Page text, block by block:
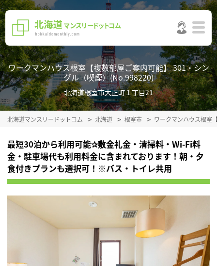
ワークマンハウス根室【複数部屋ご案内可能】 301・シン
グル（喫煙）(No.998220)
北海道根室市大正町１丁目21
北海道マンスリードットコム 北海道 根室市 ワークマンハウス根室
最短30泊から利用可能✰敷金礼金・清掃料・Wi-Fi料
金・駐車場代も利用料金に含まれております！朝・夕
食付きプランも選択可！※バス・トイレ共用